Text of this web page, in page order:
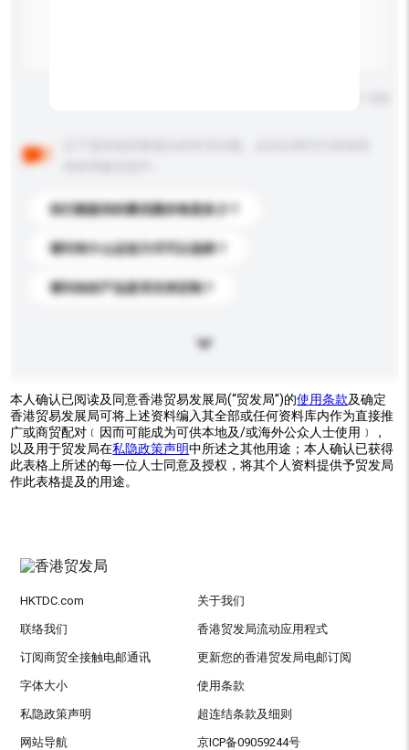
你们能提供的最优惠价格是多少？
请问有什么运送方式可以选择？
请问你的产品是否支持定制？
本人确认已阅读及同意香港贸易发展局(“贸发局”)的使用条款及确定
香港贸易发展局可将上述资料编入其全部或任何资料库内作为直接推
广或商贸配对﹝因而可能成为可供本地及/或海外公众人士使用﹞，
以及用于贸发局在私隐政策声明中所述之其他用途；本人确认已获得
此表格上所述的每一位人士同意及授权，将其个人资料提供予贸发局
作此表格提及的用途。
HKTDC.com 关于我们
联络我们 香港贸发局流动应用程式
订阅商贸全接触电邮通讯 更新您的香港贸发局电邮订阅
字体大小 使用条款
私隐政策声明 超连结条款及细则
网站导航 京ICP备09059244号